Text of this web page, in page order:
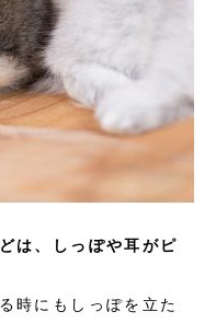
は、しっぽや耳がピ
時にもしっぽを立た